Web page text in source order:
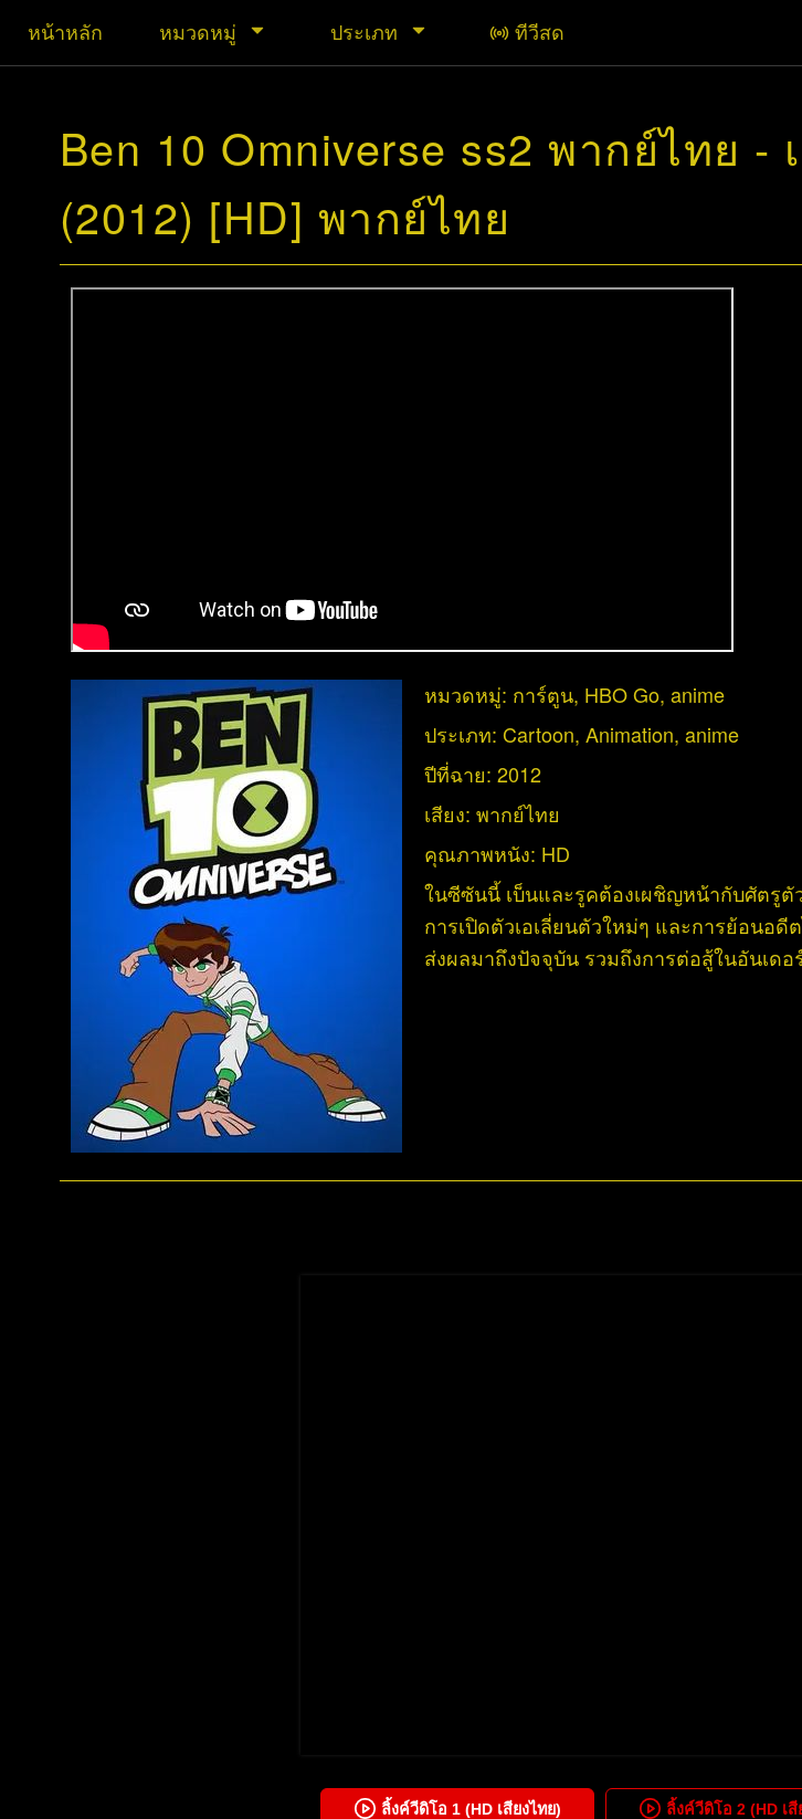
หน้าหลัก หมวดหมู่ ประเภท ทีวีสด
Ben 10 Omniverse ss2 พากย์ไทย -
(2012) [HD] พากย์ไทย
หมวดหมู่: การ์ตูน, HBO Go, anime
ประเภท: Cartoon, Animation, anime
ปีที่ฉาย: 2012
เสียง: พากย์ไทย
คุณภาพหนัง: HD
ในซีซันนี้ เบ็นและรูคต้องเผชิญหน้ากับศัตรู
การเปิดตัวเอเลี่ยนตัวใหม่ๆ และการย้อนอ
ส่งผลมาถึงปัจจุบัน รวมถึงการต่อสู้ในอันเด
ลิ้งค์วีดิโอ 1(HD เสียงไทย) ลิ้งค์วีดิโอ 2(HD เสี